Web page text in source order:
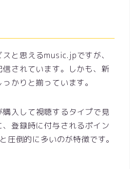
と思えるmusic.jpですが、
されています。しかも、新
かりと揃っています。
入して視聴するタイプで見
登録時に付与されるポイン
圧倒的に多いのが特徴です。